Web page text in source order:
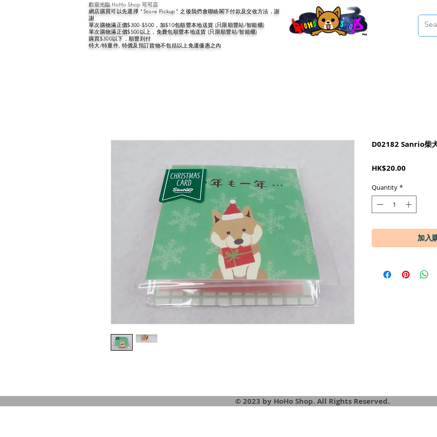
歡迎光臨 HoHo Shop 可可店
網店購買可以先選擇 "Store Pickup" 之後我們會聯絡閣下付款及交收方法，謝
謝
單次購物滿正價$300-$500，加$10包順豐本地送貨 (只限順豐站/智能櫃)
單次購物滿正價$500以上，免費包順豐本地送貨 (只限順豐站/智能櫃)
購買$300以下，順豐到付
特大/特重件, 特價及預訂貨物不包括以上免運優惠之內
D02182 Sanrio柴
HK$20.00
Quantity *
© 2023 by HoHo Shop. All Rights Reserved.